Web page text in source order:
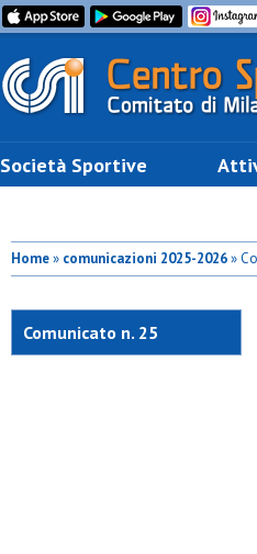
Società Sportive
Home» comunicazioni 2025-2026»
Comunicato n. 25